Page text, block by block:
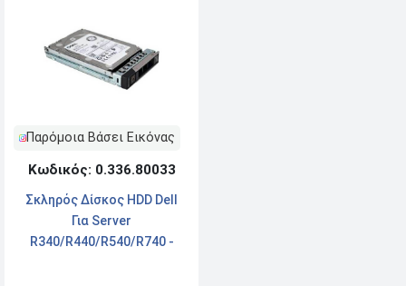
Παρόμοια Βάσει Εικόνας
Κωδικός: 0.336.80033
Σκληρός Δίσκος HDD Dell
Για Server
R340/R440/R540/R740 -